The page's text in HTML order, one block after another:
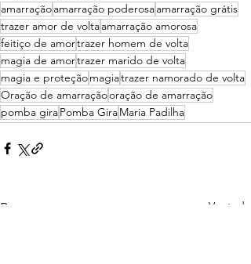
amarraçãoamarração poderosaamarração grátis
trazer amor de voltaamarração amorosa
feitiço de amortrazer homem de volta
magia de amortrazer marido de volta
magia e proteçãomagiatrazer namorado de volta
Oração de amarraçãooração de amarração
pomba giraPomba GiraMaria Padilha
Posts recentes Ver tudo